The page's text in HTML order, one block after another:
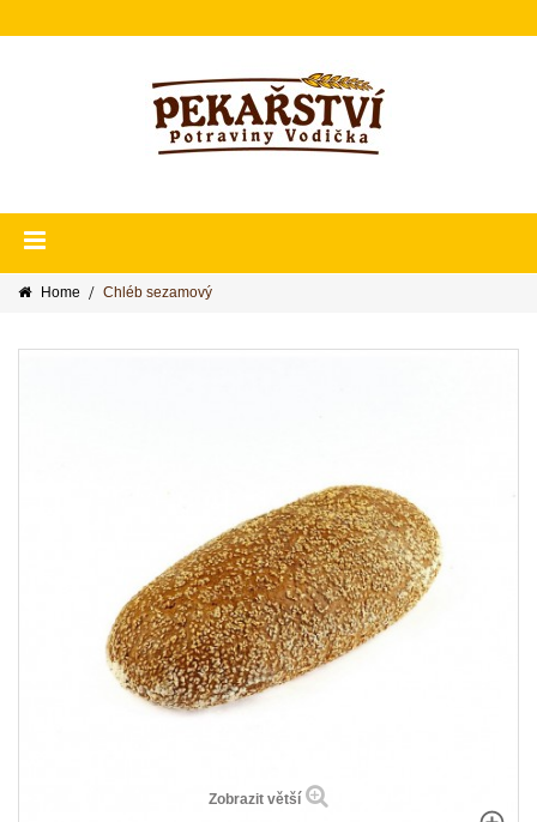
Home Chléb sezamový
Zobrazit větší